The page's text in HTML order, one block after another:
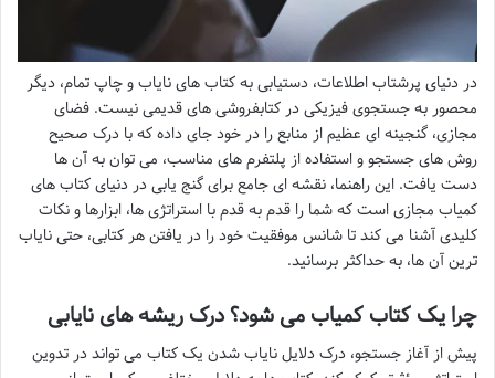
در دنیای پرشتاب اطلاعات، دستیابی به کتاب های نایاب و چاپ تمام، دیگر
محصور به جستجوی فیزیکی در کتابفروشی های قدیمی نیست. فضای
مجازی، گنجینه ای عظیم از منابع را در خود جای داده که با درک صحیح
روش های جستجو و استفاده از پلتفرم های مناسب، می توان به آن ها
دست یافت. این راهنما، نقشه ای جامع برای گنج یابی در دنیای کتاب های
کمیاب مجازی است که شما را قدم به قدم با استراتژی ها، ابزارها و نکات
کلیدی آشنا می کند تا شانس موفقیت خود را در یافتن هر کتابی، حتی نایاب
ترین آن ها، به حداکثر برسانید.
چرا یک کتاب کمیاب می شود؟ درک ریشه های نایابی
پیش از آغاز جستجو، درک دلایل نایاب شدن یک کتاب می تواند در تدوین